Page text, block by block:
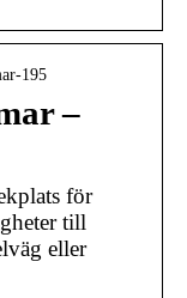
195
–
för
till
eller